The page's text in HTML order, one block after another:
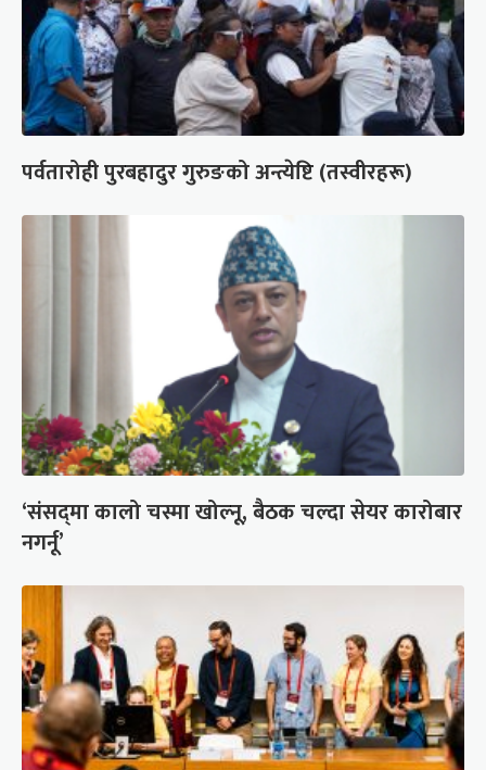
पर्वतारोही पुरबहादुर गुरुङको अन्त्येष्टि (तस्वीरहरू)
‘संसद्‍मा कालो चस्मा खोल्नू, बैठक चल्दा सेयर कारोबार
नगर्नू’